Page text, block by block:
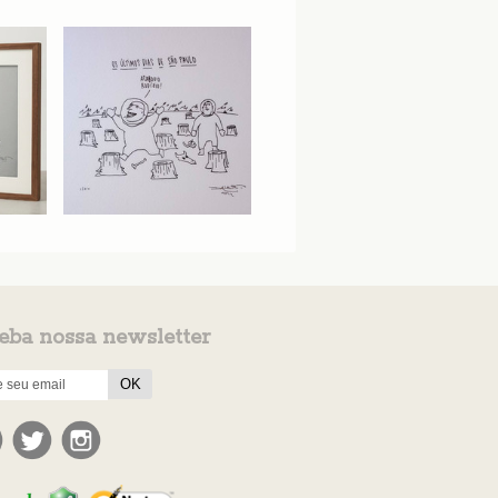
nossa newsletter